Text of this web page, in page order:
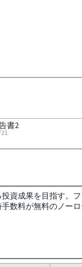
書2
投資成果を目指す。
数料が無料のノー